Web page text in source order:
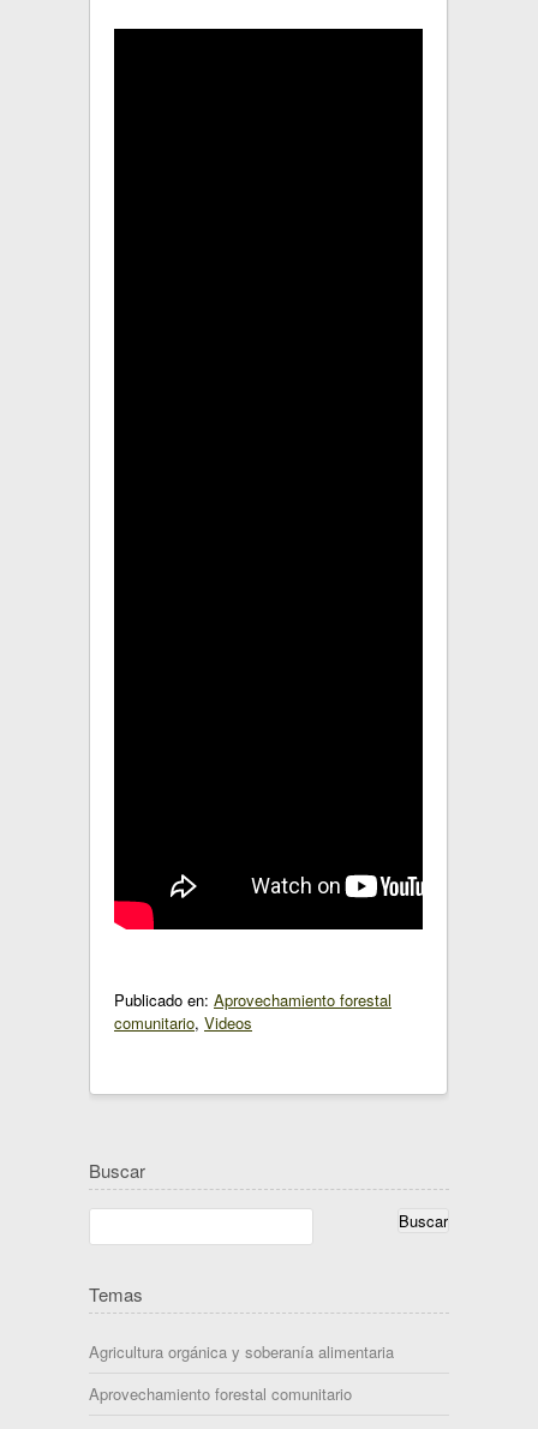
Publicado en: Aprovechamiento forestal
comunitario, Videos
Buscar
Temas
Agricultura orgánica y soberanía alimentaria
Aprovechamiento forestal comunitario